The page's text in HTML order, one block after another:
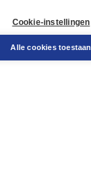
Cookie-instellingen
Alle cookies toestaan